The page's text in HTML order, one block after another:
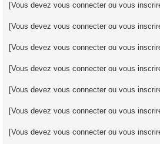
[Vous devez vous connecter ou vous
[Vous devez vous connecter ou vous
[Vous devez vous connecter ou vous
[Vous devez vous connecter ou vous
[Vous devez vous connecter ou vous
[Vous devez vous connecter ou vous
[Vous devez vous connecter ou vous